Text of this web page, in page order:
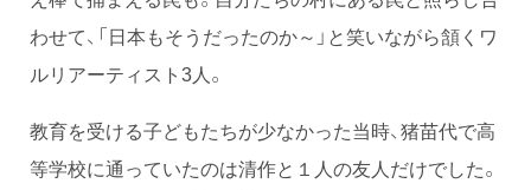
わせて、「日本もそうだったのか～」と笑いながら頷くワ
ルリアーティスト3人。
教育を受ける子どもたちが少なかった当時、猪苗代で高
等学校に通っていたのは清作と１人の友人だけでした。